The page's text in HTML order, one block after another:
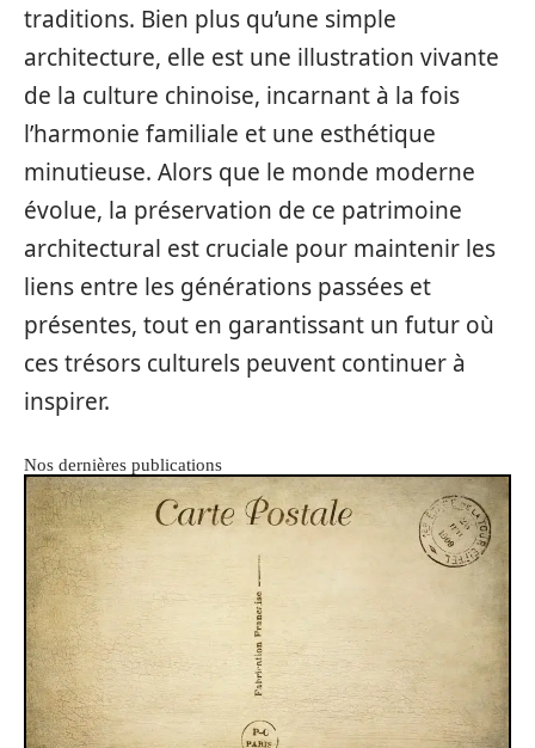
traditions. Bien plus qu’une simple
architecture, elle est une illustration vivante
de la culture chinoise, incarnant à la fois
l’harmonie familiale et une esthétique
minutieuse. Alors que le monde moderne
évolue, la préservation de ce patrimoine
architectural est cruciale pour maintenir les
liens entre les générations passées et
présentes, tout en garantissant un futur où
ces trésors culturels peuvent continuer à
inspirer.
Nos dernières publications